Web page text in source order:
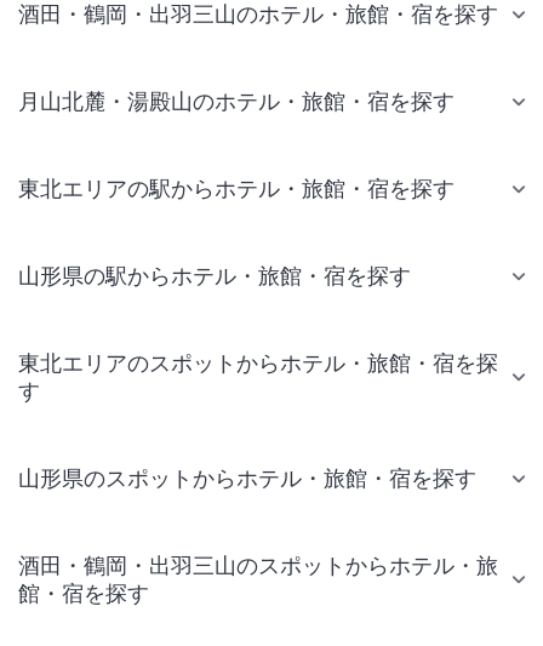
酒田・鶴岡・出羽三山のホテル・旅館・宿を探す
月山北麓・湯殿山のホテル・旅館・宿を探す
東北エリアの駅からホテル・旅館・宿を探す
山形県の駅からホテル・旅館・宿を探す
東北エリアのスポットからホテル・旅館・宿を探
す
山形県のスポットからホテル・旅館・宿を探す
酒田・鶴岡・出羽三山のスポットからホテル・旅
館・宿を探す